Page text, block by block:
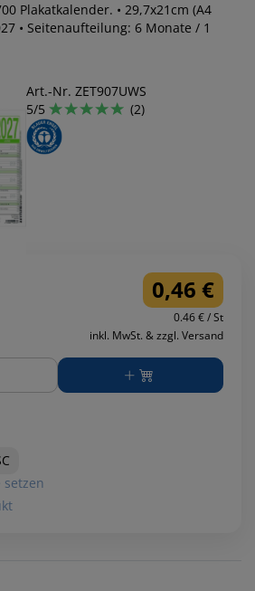
Plakatkalender. • 29,7x21cm (A4
• Seitenaufteilung: 6 Monate / 1
Art.-Nr. ZET907UWS
5/5
(2)
0,46 €
0.46 € / St
inkl. MwSt. & zzgl. Versand